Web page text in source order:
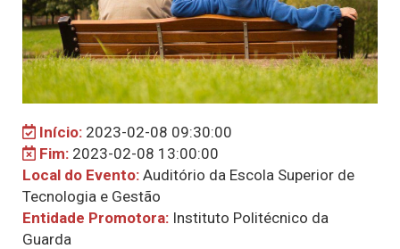
Início: 2023-02-08 09:30:00
Fim: 2023-02-08 13:00:00
Local do Evento: Auditório da Escola Superior de
Tecnologia e Gestão
Entidade Promotora: Instituto Politécnico da
Guarda